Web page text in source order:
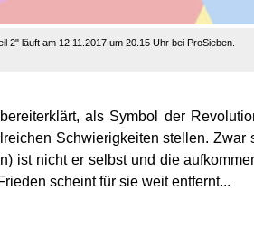
2" läuft am 12.11.2017 um 20.15 Uhr bei ProSieben.
als Symbol der
Schwierigkeiten stellen.
ist nicht er selbst und die
scheint für sie weit entfernt...